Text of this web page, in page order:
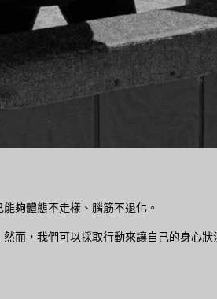
夠體態不走樣、腦筋不退化。
而，我們可以採取行動來讓自己的身心